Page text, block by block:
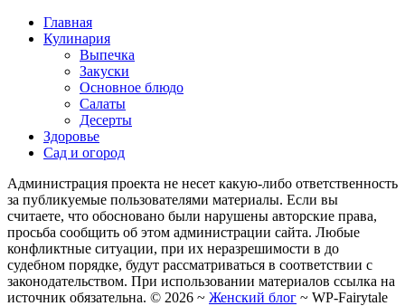
Главная
Кулинария
Выпечка
Закуски
Основное блюдо
Салаты
Десерты
Здоровье
Сад и огород
Администрация проекта не несет какую-либо ответственность
за публикуемые пользователями материалы. Если вы
считаете, что обосновано были нарушены авторские права,
просьба сообщить об этом администрации сайта. Любые
конфликтные ситуации, при их неразрешимости в до
судебном порядке, будут рассматриваться в соответствии с
законодательством. При использовании материалов ссылка на
источник обязательна. © 2026 ~ Женский блог ~ WP-Fairytale